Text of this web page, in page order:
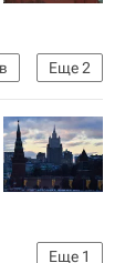
Еще2
Еще 1